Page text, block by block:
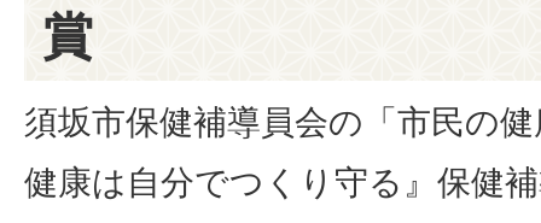
賞
須坂市保健補導員会の「市民の
健康は自分でつくり守る』保健